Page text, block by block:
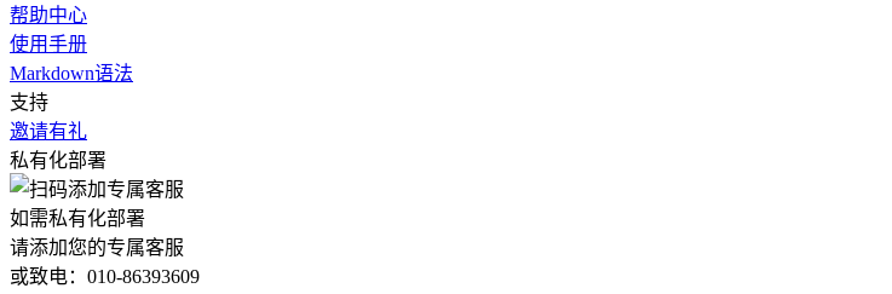
帮助中心
使用手册
Markdown语法
支持
邀请有礼
私有化部署
如需私有化部署
请添加您的专属客服
或致电：010-86393609